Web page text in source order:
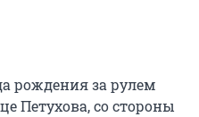
рождения за рулем
Петухова, со стороны